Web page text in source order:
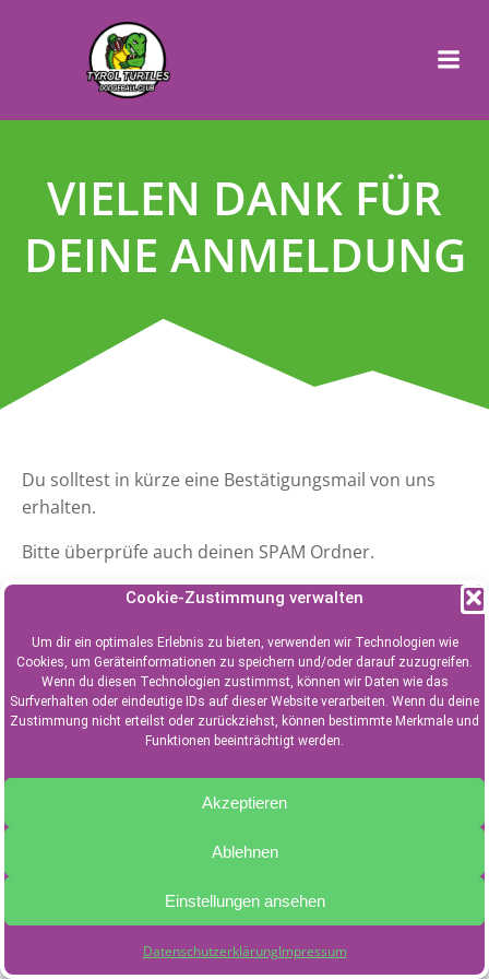
Cookie-Zustimmung verwalten
Um dir ein optimales Erlebnis zu bieten, verwenden wir Technologien wie
Cookies, um Geräteinformationen zu speichern und/oder darauf zuzugreifen.
Wenn du diesen Technologien zustimmst, können wir Daten wie das
Surfverhalten oder eindeutige IDs auf dieser Website verarbeiten. Wenn du deine
Zustimmung nicht erteilst oder zurückziehst, können bestimmte Merkmale und
Funktionen beeinträchtigt werden.
Akzeptieren
Ablehnen
Einstellungen ansehen
DatenschutzerklärungImpressum
VIELEN DANK FÜR
DEINE ANMELDUNG
Du solltest in kürze eine Bestätigungsmail von uns
erhalten.
Bitte überprüfe auch deinen SPAM Ordner.
Solltest du innerhalb von 5 Minuten keine Mail
Mail:dctyrolturtles@gmail.com
© 2026 DC Tyrol Turtles. Erstellt mit WordPress und
Althea WP Theme .